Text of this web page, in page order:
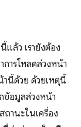
ล้ว เรายังต้อง
ารโหลดล่วงหน้า
นี้ด้วย ด้วยเหตุนี้
ข้อมูลล่วงหน้า
านะในเครื่อง